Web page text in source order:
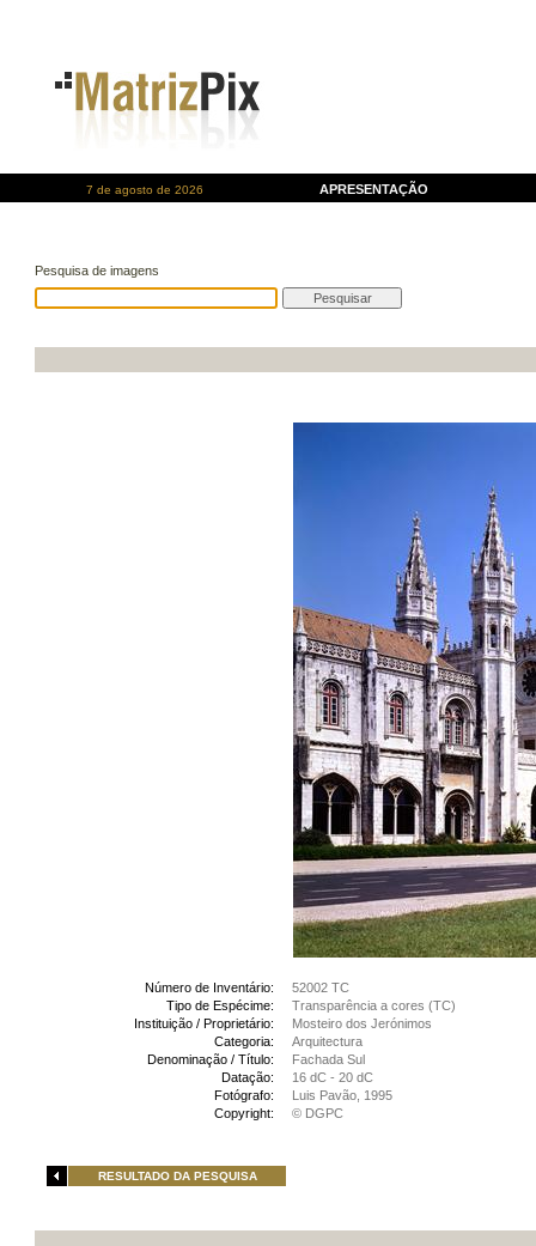
7 de agosto de 2026 APRESENTAÇÃO
Pesquisa de imagens
Número de Inventário:
52002 TC
Tipo de Espécime:
Transparência a cores (TC)
Instituição / Proprietário:
Mosteiro dos Jerónimos
Categoria:
Arquitectura
Denominação / Título:
Fachada Sul
Datação:
16 dC - 20 dC
Fotógrafo:
Luis Pavão, 1995
Copyright:
© DGPC
RESULTADO DA PESQUISA